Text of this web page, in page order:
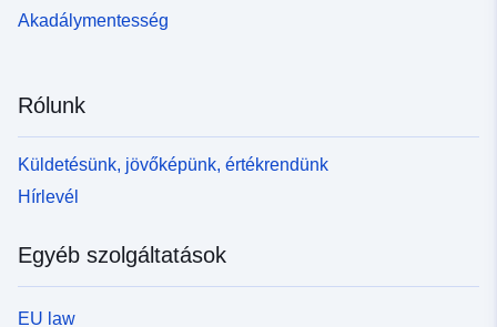
Akadálymentesség
Rólunk
Küldetésünk, jövőképünk, értékrendünk
Hírlevél
Egyéb szolgáltatások
EU law